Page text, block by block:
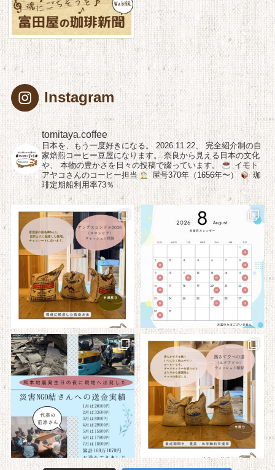
Instagram
tomitaya.coffee
日本を、もう一度好きになる。2026.11.22、
完全紹介制の自
家焙煎コーヒー豆屋になります。奈良から見える日本の文化
や、 本物の豊かさを日々の投稿で綴っています。
イモト
アヤコさんのコーヒー担当
屋号370年（1656年〜）
珈
琲定期船利用率73％